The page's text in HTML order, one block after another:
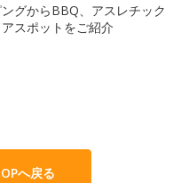
グからBBQ、アスレチック
スポットをご紹介
へ戻る